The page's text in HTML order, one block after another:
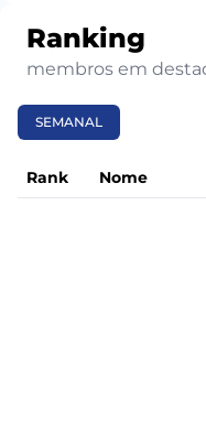
Ranking
membros em
SEMANAL
Rank Nome